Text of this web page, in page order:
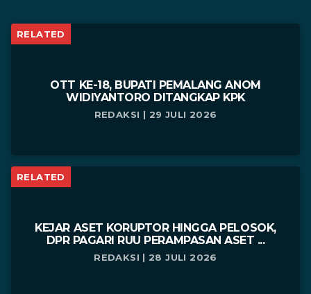
RELATED
OTT KE-18, BUPATI PEMALANG ANOM
WIDIYANTORO DITANGKAP KPK
REDAKSI | 29 JULI 2026
RELATED
KEJAR ASET KORUPTOR HINGGA PELOSOK,
DPR PAGARI RUU PERAMPASAN ASET ...
REDAKSI | 28 JULI 2026